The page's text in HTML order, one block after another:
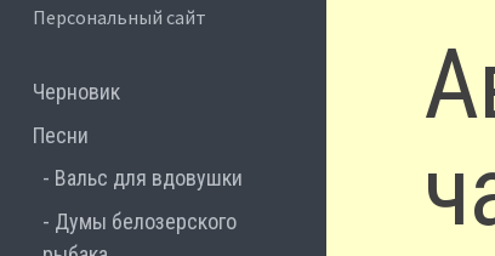
Персональный сайт
Черновик
Песни
Вальс для вдовушки
Думы белозерского